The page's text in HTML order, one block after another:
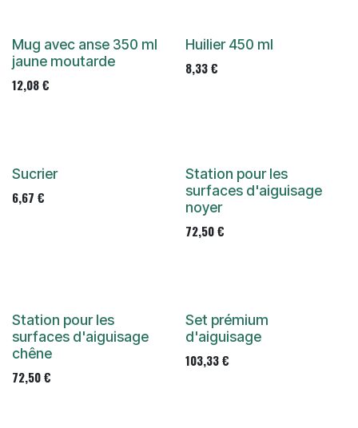
Mug avec anse 350 ml
jaune moutarde
12,08€
Huilier 450 ml
8,33€
Sucrier
6,67 €
Station pour les
surfaces d'aiguisage
noyer
72,50€
Station pour les
surfaces d'aiguisage
chêne
72,50€
Set prémium
d'aiguisage
103,33€